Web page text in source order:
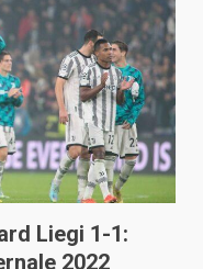
Liegi 1-1:
2022